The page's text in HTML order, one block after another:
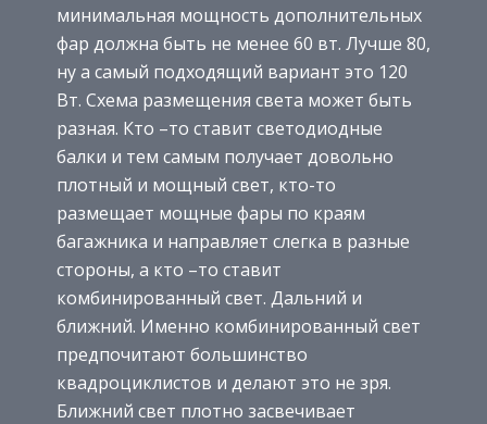
минимальная мощность дополнительных
фар должна быть не менее 60 вт. Лучше 80,
ну а самый подходящий вариант это 120
Вт. Схема размещения света может быть
разная. Кто –то ставит светодиодные
балки и тем самым получает довольно
плотный и мощный свет, кто-то
размещает мощные фары по краям
багажника и направляет слегка в разные
стороны, а кто –то ставит
комбинированный свет. Дальний и
ближний. Именно комбинированный свет
предпочитают большинство
квадроциклистов и делают это не зря.
Ближний свет плотно засвечивает